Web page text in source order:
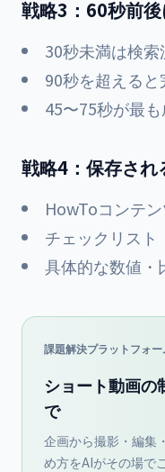
戦略3：60秒前
30秒未満は検
90秒を超える
45〜75秒が最
戦略4：保存され
HowToコンテン
チェックリスト
具体的な数値・
課題解決プラットフォー
ショート動画の
で
企画から撮影・編集
め方をAIがその場で